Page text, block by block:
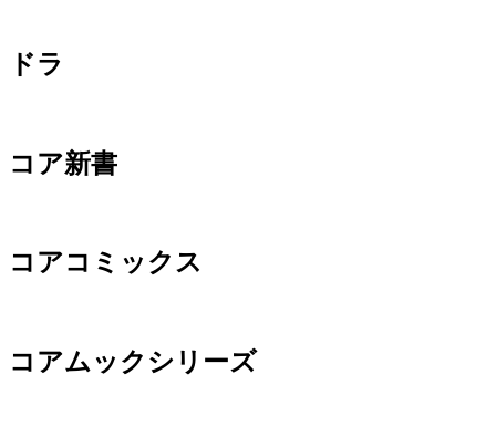
ドラ
コア新書
コアコミックス
コアムックシリーズ